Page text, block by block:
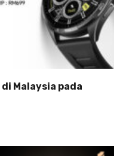
di Malaysia pada